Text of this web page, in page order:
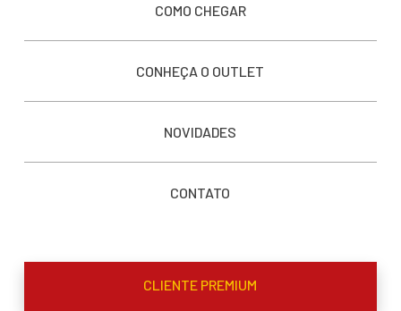
COMO CHEGAR
CONHEÇA O OUTLET
NOVIDADES
CONTATO
CLIENTE PREMIUM